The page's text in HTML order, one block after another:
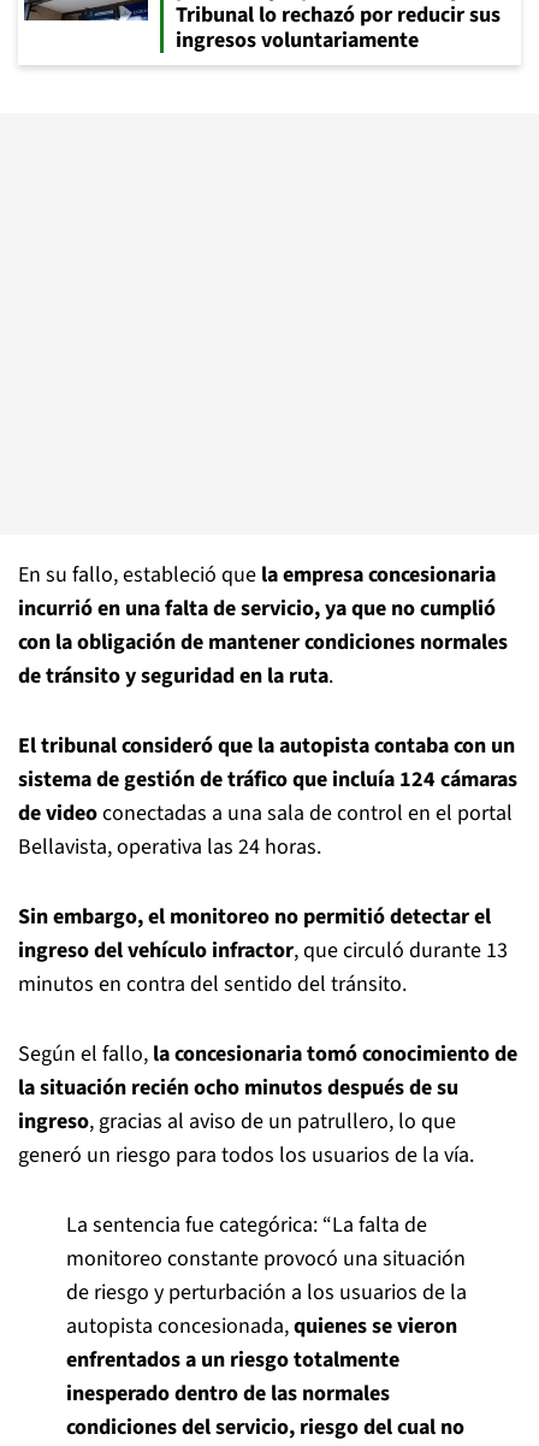
Tribunal lo rechazó por reducir sus
ingresos voluntariamente
En su fallo, estableció que la empresa concesionaria
incurrió en una falta de servicio, ya que no cumplió
con la obligación de mantener condiciones normales
de tránsito y seguridad en la ruta.
El tribunal consideró que la autopista contaba con un
sistema de gestión de tráfico que incluía 124 cámaras
de videoconectadas a una sala de control en el portal
Bellavista, operativa las 24 horas.
Sin embargo, el monitoreo no permitió detectar el
ingreso del vehículo infractor, que circuló durante 13
minutos en contra del sentido del tránsito.
Según el fallo, la concesionaria tomó conocimiento de
la situación recién ocho minutos después de su
ingreso, gracias al aviso de un patrullero, lo que
generó un riesgo para todos los usuarios de la vía.
La sentencia fue categórica: “La falta de
monitoreo constante provocó una situación
de riesgo y perturbación a los usuarios de la
autopista concesionada,quienes se vieron
enfrentados a un riesgo totalmente
inesperado dentro de las normales
condiciones del servicio, riesgo del cual no